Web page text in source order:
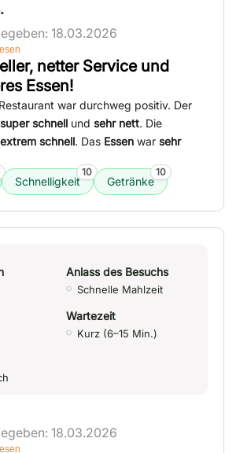
18.03.2026
netter Service und
Essen!
war durchweg positiv. Der
super schnell und sehr nett. Die
extrem schnell. Das Essen war sehr
Schnelligkeit
10
Getränke
10
Anlass des Besuchs
Schnelle Mahlzeit
Wartezeit
Kurz (6–15 Min.)
18.03.2026